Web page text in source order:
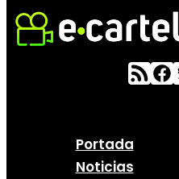
Portada
Noticias